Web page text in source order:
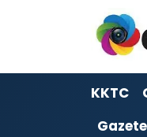
KKTC
ADVERTORIAL
Dijigazete
Hava Durumu
Trafik Durumu